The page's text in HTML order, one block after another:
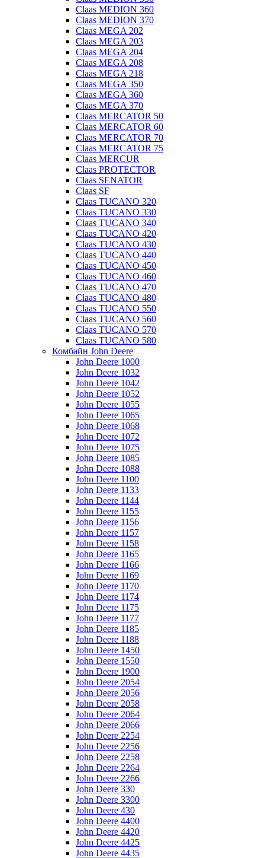
Claas MEDION 360
Claas MEDION 370
Claas MEGA 202
Claas MEGA 203
Claas MEGA 204
Claas MEGA 208
Claas MEGA 218
Claas MEGA 350
Claas MEGA 360
Claas MEGA 370
Claas MERCATOR 50
Claas MERCATOR 60
Claas MERCATOR 70
Claas MERCATOR 75
Claas MERCUR
Claas PROTECTOR
Claas SENATOR
Claas SF
Claas TUCANO 320
Claas TUCANO 330
Claas TUCANO 340
Claas TUCANO 420
Claas TUCANO 430
Claas TUCANO 440
Claas TUCANO 450
Claas TUCANO 460
Claas TUCANO 470
Claas TUCANO 480
Claas TUCANO 550
Claas TUCANO 560
Claas TUCANO 570
Claas TUCANO 580
Комбайн John Deere
John Deere 1000
John Deere 1032
John Deere 1042
John Deere 1052
John Deere 1055
John Deere 1065
John Deere 1068
John Deere 1072
John Deere 1075
John Deere 1085
John Deere 1088
John Deere 1100
John Deere 1133
John Deere 1144
John Deere 1155
John Deere 1156
John Deere 1157
John Deere 1158
John Deere 1165
John Deere 1166
John Deere 1169
John Deere 1170
John Deere 1174
John Deere 1175
John Deere 1177
John Deere 1185
John Deere 1188
John Deere 1450
John Deere 1550
John Deere 1900
John Deere 2054
John Deere 2056
John Deere 2058
John Deere 2064
John Deere 2066
John Deere 2254
John Deere 2256
John Deere 2258
John Deere 2264
John Deere 2266
John Deere 330
John Deere 3300
John Deere 430
John Deere 4400
John Deere 4420
John Deere 4425
John Deere 4435